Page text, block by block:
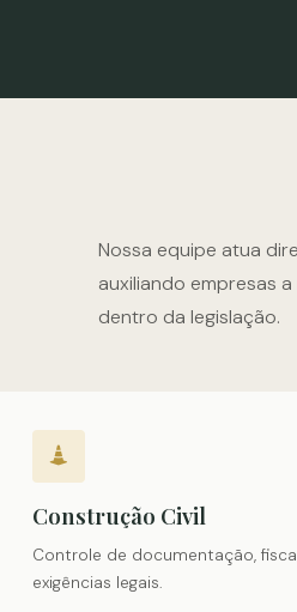
Nossa equipe atua
auxiliando empresas
dentro da legislação.
Construção Civil
Controle de documentação,
exigências legais.